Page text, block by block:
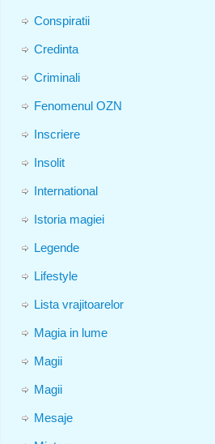
Conspiratii
Credinta
Criminali
Fenomenul OZN
Inscriere
Insolit
International
Istoria magiei
Legende
Lifestyle
Lista vrajitoarelor
Magia in lume
Magii
Magii
Mesaje